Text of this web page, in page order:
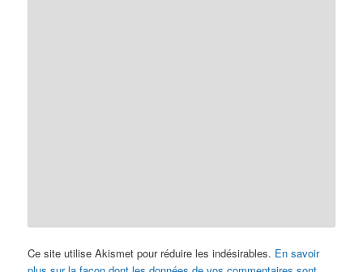
Ce site utilise Akismet pour réduire les indésirables. En savoir